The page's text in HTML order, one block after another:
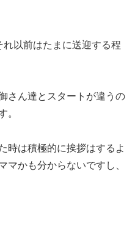
以前はたまに送迎する程
さん達とスタートが違うの
。
時は積極的に挨拶はするよ
マかも分からないですし、